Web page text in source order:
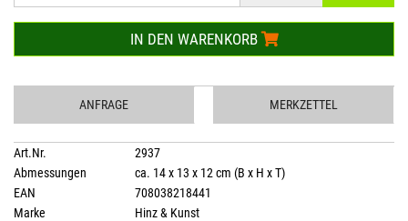
IN DEN WARENKORB
ANFRAGE MERKZETTEL
Art.Nr.
2937
Abmessungen
ca. 14 x 13 x 12 cm (B x H x T)
EAN
708038218441
Marke
Hinz & Kunst